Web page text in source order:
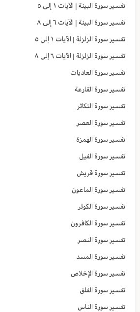
تفسير سورة البينة | الآيات ١ إلى ٥
تفسير سورة البينة | الآيات ٦ إلى ٨
تفسير سورة الزلزلة | الآيات ١ إلى ٥
تفسير سورة الزلزلة | الآيات ٦ إلى ٨
تفسير سورة العاديات
تفسير سورة القارعة
تفسير سورة التكاثر
تفسير سورة العصر
تفسير سورة الهمزة
تفسير سورة الفيل
تفسير سورة قريش
تفسير سورة الماعون
تفسير سورة الكوثر
تفسير سورة الكافرون
تفسير سورة النصر
تفسير سورة المسد
تفسير سورة الإخلاص
تفسير سورة الفلق
تفسير سورة الناس